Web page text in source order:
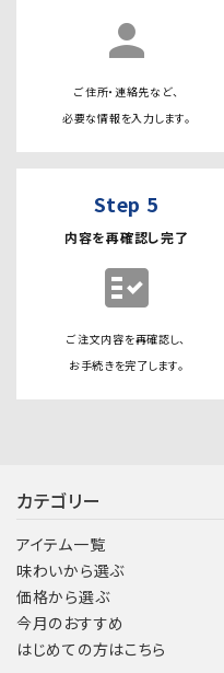
person
ご住所・連絡先など、
必要な情報を入力します。
Step 5
内容を再確認し完了
fact_check
ご注文内容を再確認し、
お手続きを完了します。
カテゴリー
アイテム一覧
味わいから選ぶ
価格から選ぶ
今月のおすすめ
はじめての方はこちら